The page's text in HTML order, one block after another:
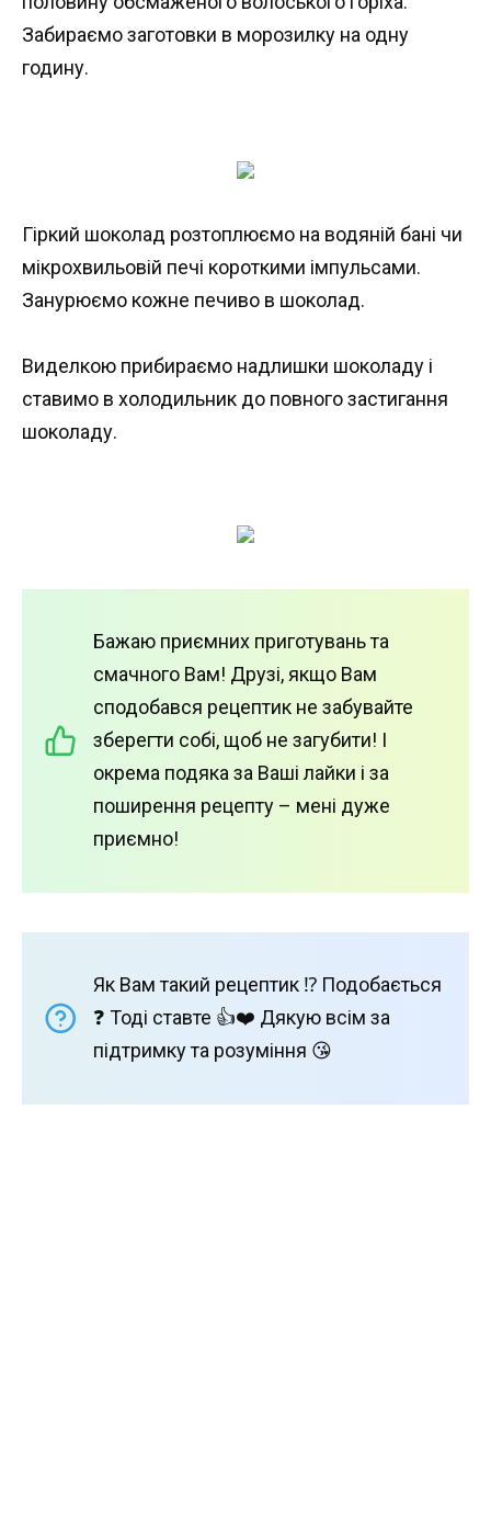
Забираємо заготовки в морозилку на одну
годину.
Гіркий шоколад розтоплюємо на водяній бані чи
мікрохвильовій печі короткими імпульсами.
Занурюємо кожне печиво в шоколад.
Виделкою прибираємо надлишки шоколаду і
ставимо в холодильник до повного застигання
шоколаду.
Бажаю приємних приготувань та
смачного Вам! Друзі, якщо Вам
сподобався рецептик не забувайте
зберегти собі, щоб не загубити! І
окрема подяка за Ваші лайки і за
поширення рецепту – мені дуже
приємно!
Як Вам такий рецептик ⁉️ Подобається
❓ Тоді ставте 👍❤️ Дякую всім за
підтримку та розуміння 😘